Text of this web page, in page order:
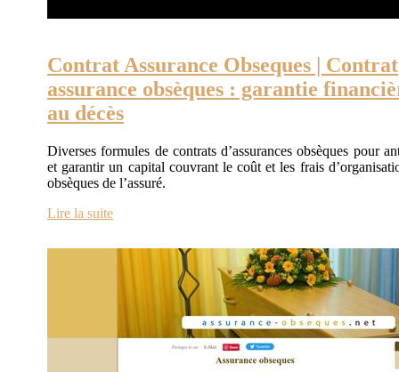
Contrat Assurance Obseques | Contrat
assurance obsèques : garantie
au décès
Diverses formules de contrats d’assurances obsèques pour
et garantir un capital couvrant le coût et les frais
obsèques de l’assuré.
Lire la suite